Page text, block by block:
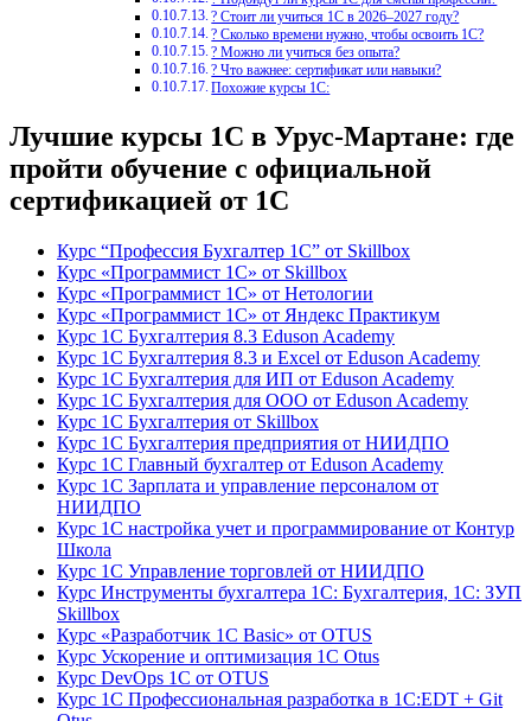
? Стоит ли учиться 1С в 2026–2027 году?
? Сколько времени нужно, чтобы освоить 1С?
? Можно ли учиться без опыта?
? Что важнее: сертификат или навыки?
Похожие курсы 1С:
Лучшие курсы 1С в Урус-Мартане: где
пройти обучение с официальной
сертификацией от 1С
Курс “Профессия Бухгалтер 1С” от Skillbox
Курс «Программист 1С» от Skillbox
Курс «Программист 1С» от Нетологии
Курс «Программист 1С» от Яндекс Практикум
Курс 1С Бухгалтерия 8.3 Eduson Academy
Курс 1С Бухгалтерия 8.3 и Excel от Eduson Academy
Курс 1С Бухгалтерия для ИП от Eduson Academy
Курс 1С Бухгалтерия для ООО от Eduson Academy
Курс 1С Бухгалтерия от Skillbox
Курс 1С Бухгалтерия предприятия от НИИДПО
Курс 1С Главный бухгалтер от Eduson Academy
Курс 1С Зарплата и управление персоналом от
НИИДПО
Курс 1С настройка учет и программирование от Контур
Школа
Курс 1С Управление торговлей от НИИДПО
Курс Инструменты бухгалтера 1С: Бухгалтерия, 1С: ЗУП
Skillbox
Курс «Разработчик 1С Basic» от OTUS
Курс Ускорение и оптимизация 1С Otus
Курс DevOps 1С от OTUS
Курс 1С Профессиональная разработка в 1С:EDT + Git